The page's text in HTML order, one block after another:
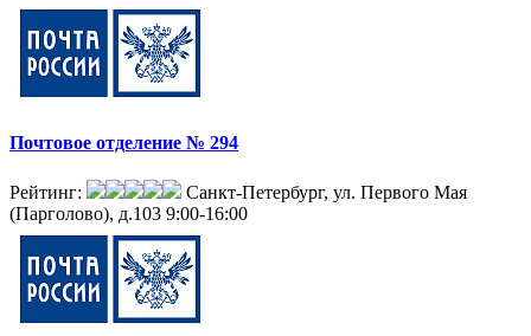
Почтовое отделение № 294
Рейтинг:
Санкт-Петербург, ул. Первого Мая
(Парголово), д.103 9:00-16:00